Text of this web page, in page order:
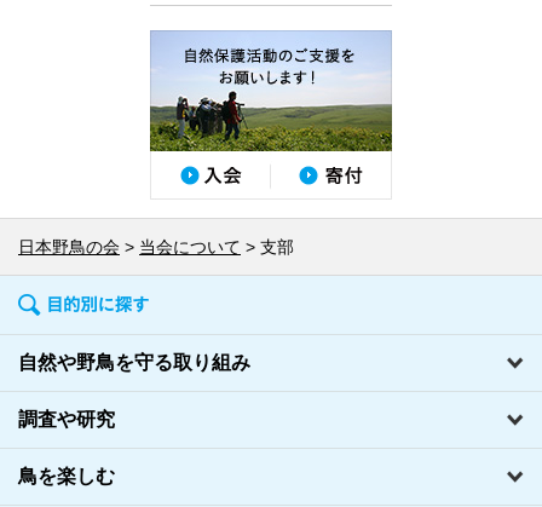
日本野鳥の会 当会について 支部
自然や野鳥を守る取り組み
調査や研究
鳥を楽しむ